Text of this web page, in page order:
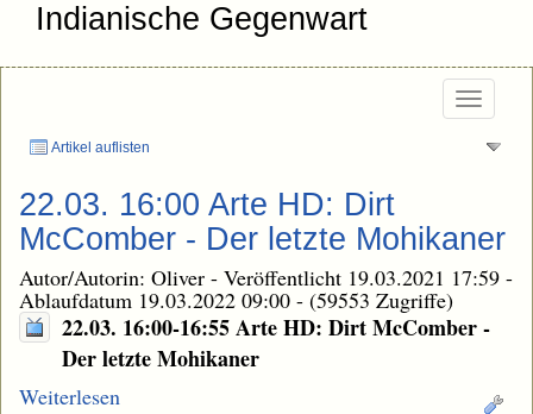
Indianische Gegenwart
Artikel auflisten
22.03. 16:00 Arte HD: Dirt
McComber - Der letzte Mohikaner
Autor/Autorin: Oliver - Veröffentlicht 19.03.2021 17:59 -
Ablaufdatum 19.03.2022 09:00 - (59553 Zugriffe)
22.03. 16:00-16:55 Arte HD: Dirt McComber -
Der letzte Mohikaner
Weiterlesen